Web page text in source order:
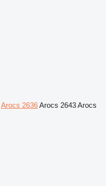
Arocs 2636Arocs 2643Arocs